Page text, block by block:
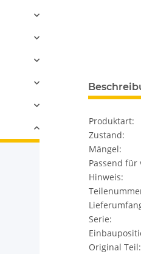
Produktart:
Zustand:
Mängel:
Passend für
Hinweis:
Serie:
Original Teil: